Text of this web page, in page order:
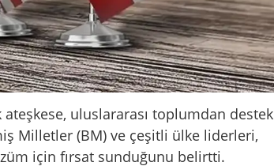
uluslararası toplumdan destek
Milletler (BM) ve çeşitli ülke liderleri,
için fırsat sunduğunu belirtti.